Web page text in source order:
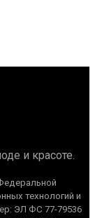
и красоте.
технологий и
ЭЛ ФС 77-79536